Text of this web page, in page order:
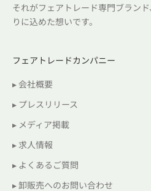
それがフェアトレード専門ブラン
りに込めた想いです。
フェアトレードカンパニー
▸ 会社概要
▸ プレスリリース
▸ メディア掲載
▸ 求人情報
▸ よくあるご質問
▸ 卸販売へのお問い合わせ